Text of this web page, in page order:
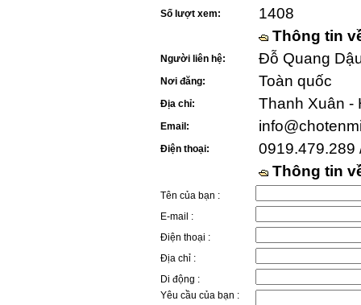
Số lượt xem:
1408
Thông tin
Người liên hệ: Đỗ Quang
Nơi đăng: Toàn quốc
Địa chỉ: Thanh Xuân -
Email:
Điện thoại:
0919.479.289
Thông tin
Tên của bạn :
E-mail :
Điện thoại :
Địa chỉ :
Di động :
Yêu cầu của bạn :